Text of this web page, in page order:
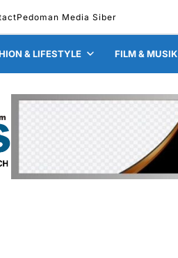
Pedoman Media Siber
& LIFESTYLE FILM & MUSIK